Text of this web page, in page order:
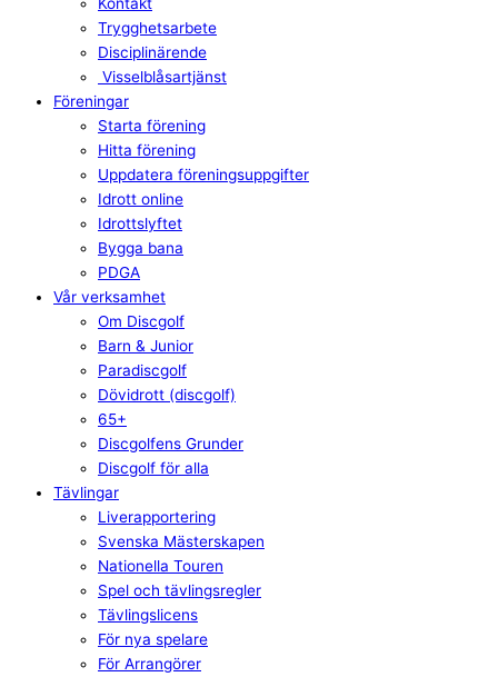
Trygghetsarbete
Disciplinärende
Visselblåsartjänst
Föreningar
Starta förening
Hitta förening
Uppdatera föreningsuppgifter
Idrott online
Idrottslyftet
Bygga bana
PDGA
Vår verksamhet
Om Discgolf
Barn & Junior
Paradiscgolf
Dövidrott (discgolf)
65+
Discgolfens Grunder
Discgolf för alla
Tävlingar
Liverapportering
Svenska Mästerskapen
Nationella Touren
Spel och tävlingsregler
Tävlingslicens
För nya spelare
För Arrangörer